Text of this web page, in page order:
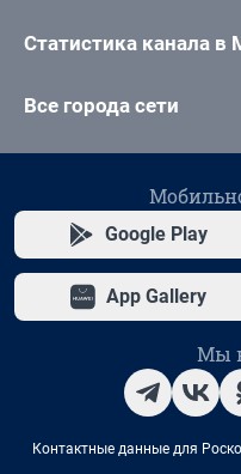
Статистика канала в
Все города сети
Google Play
App Gallery
Мы
Контактные данные для